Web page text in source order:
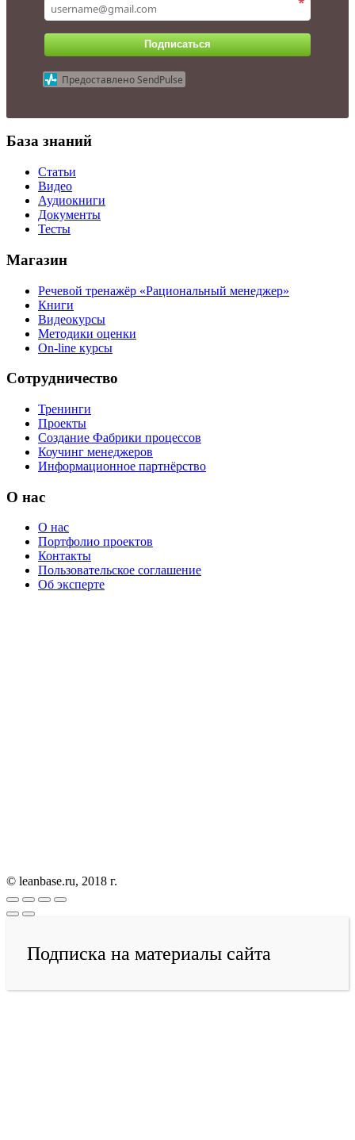
Подписаться
Предоставлено SendPulse
База знаний
Статьи
Видео
Аудиокниги
Документы
Тесты
Магазин
Речевой тренажёр «Рациональный менеджер»
Книги
Видеокурсы
Методики оценки
On-line курсы
Сотрудничество
Тренинги
Проекты
Создание Фабрики процессов
Коучинг менеджеров
Информационное партнёрство
О нас
О нас
Портфолио проектов
Контакты
Пользовательское соглашение
Об эксперте
© leanbase.ru, 2018 г.
Подписка на материалы сайта